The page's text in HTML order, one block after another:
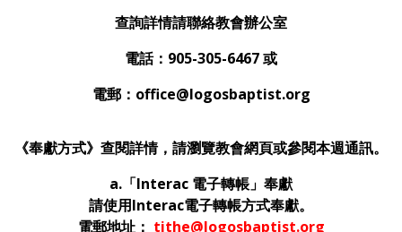
查詢詳情請聯絡教會辦公室
電話：905-305-6467 或
電郵：office@logosbaptist.org
《奉獻方式》查閱詳情，請瀏覽教會網頁或參閱本週通訊。
a. 「Interac 電子轉帳」奉獻
請使用Interac電子轉帳方式奉獻。
電郵地址： tithe@logosbaptist.org